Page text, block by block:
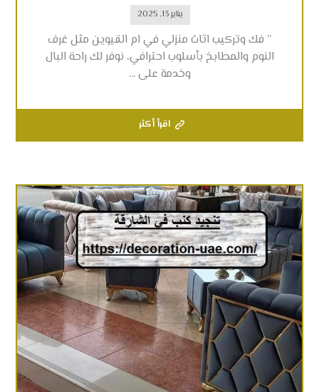
يناير 13, 2025
” فك وتركيب اثاث منزلي في ام القيوين مثل غرف
النوم والمطابخ بأسلوب احترافي، نوفر لك راحة البال
وخدمة على ...
اقرأ أكثر